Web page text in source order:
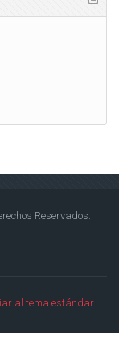
Reservados.
al tema estándar